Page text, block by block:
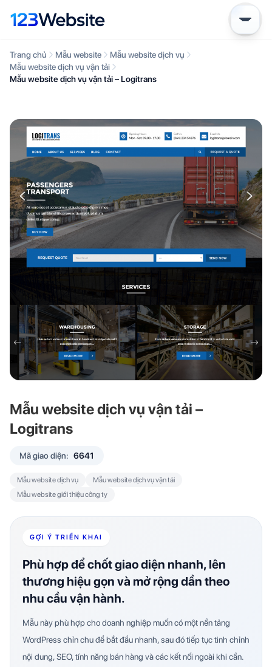
Trang chủ Mẫu website
Mẫu website dịch vụ
Mẫu website dịch vụ vận tải
Mẫu website dịch vụ vận tải – Logitrans
Mẫu website dịch vụ vận tải –
Logitrans
Mã giao diện: 6641
Mẫu website dịch vụ
Mẫu website dịch vụ vận tải
Mẫu website giới thiệu công ty
GỢI Ý TRIỂN KHAI
Phù hợp để chốt giao diện nhanh, lên
thương hiệu gọn và mở rộng dần theo
nhu cầu vận hành.
Mẫu này phù hợp cho doanh nghiệp muốn có một nền tảng
WordPress chỉn chu để bắt đầu nhanh, sau đó tiếp tục tinh chỉnh
nội dung, SEO, tính năng bán hàng và các kết nối ngoài khi cần.